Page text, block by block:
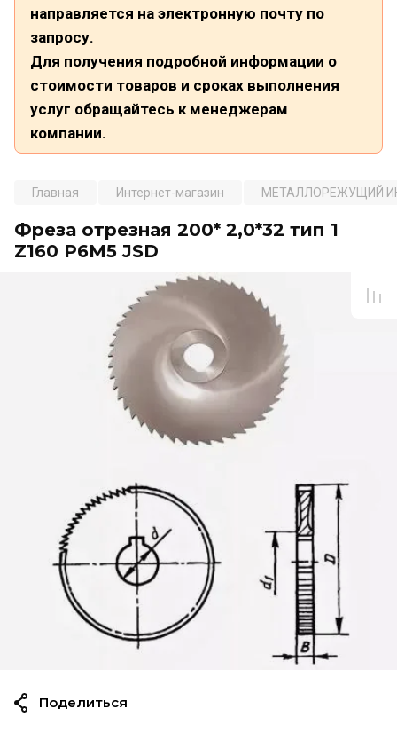
направляется на электронную почту по
запросу.
Для получения подробной информации о
стоимости товаров и сроках выполнения
услуг обращайтесь к менеджерам
компании.
Главная Интернет-магазин МЕТАЛЛОРЕЖУЩИЙ
Фреза отрезная 200* 2,0*32 тип 1
Z160 Р6М5 JSD
Поделиться